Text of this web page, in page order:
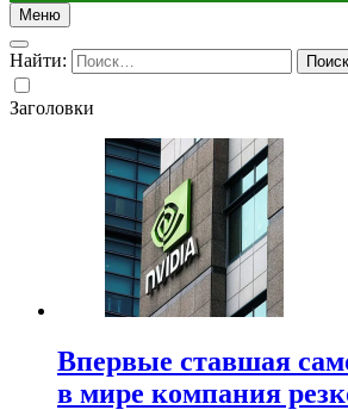
Меню
Найти:
Заголовки
Впервые ставшая
в мире компания